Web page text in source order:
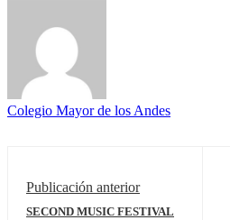
Colegio Mayor de los Andes
Publicación anterior
SECOND MUSIC FESTIVAL